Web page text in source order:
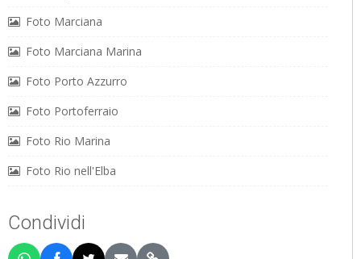
Foto Marciana
Foto Marciana Marina
Foto Porto Azzurro
Foto Portoferraio
Foto Rio Marina
Foto Rio nell'Elba
Condividi